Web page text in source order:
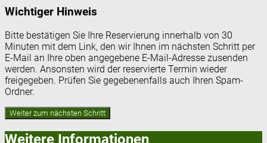
Wichtiger Hinweis
Bitte bestätigen Sie Ihre Reservierung innerhalb von 30
Minuten mit dem Link, den wir Ihnen im nächsten Schritt per
E-Mail an Ihre oben angegebene E-Mail-Adresse zusenden
werden. Ansonsten wird der reservierte Termin wieder
freigegeben. Prüfen Sie gegebenenfalls auch Ihren Spam-
Ordner.
Weitere Informationen